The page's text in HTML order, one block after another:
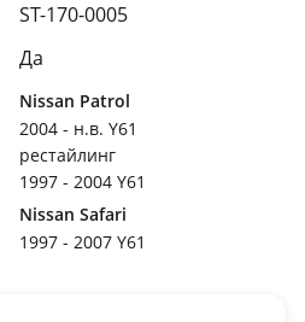
ST-170-0005
Да
Nissan Patrol
2004 - н.в. Y61
рестайлинг
1997 - 2004 Y61
Nissan Safari
1997 - 2007 Y61